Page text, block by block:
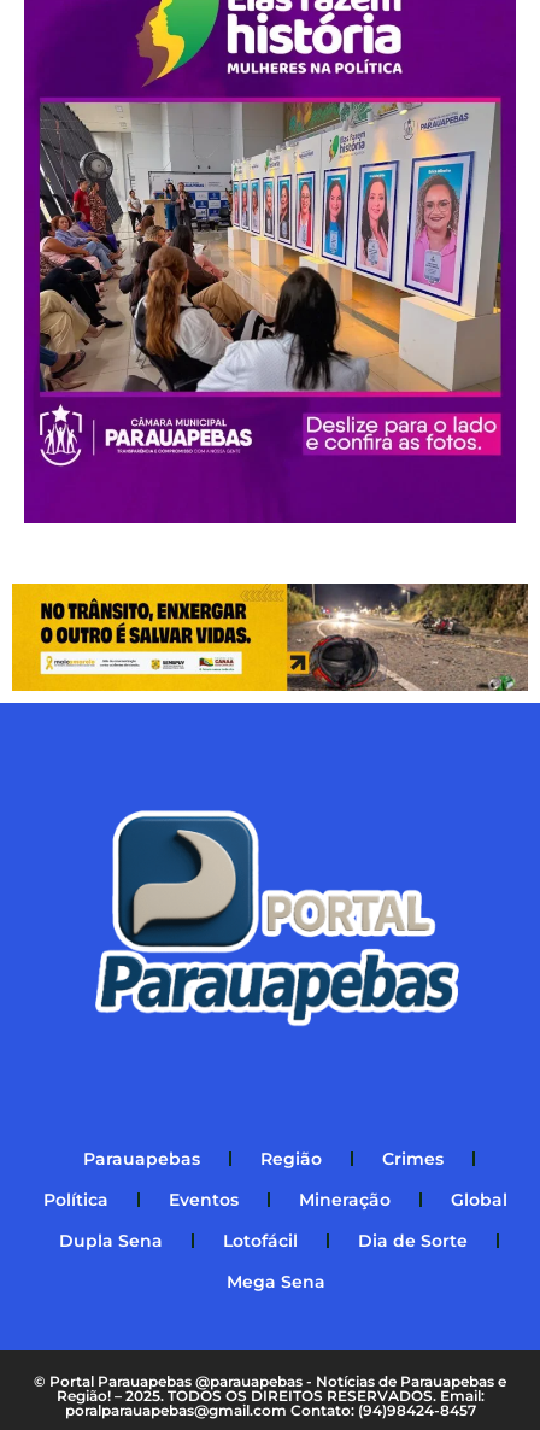
Parauapebas Região
Crimes
Política
Eventos Mineração
Global
Dupla Sena
Lotofácil
Dia de Sorte
Mega Sena
© Portal Parauapebas @parauapebas - Notícias de Parauapebas e
Região! – 2025. TODOS OS DIREITOS RESERVADOS. Email:
poralparauapebas@gmail.com Contato: (94)98424-8457